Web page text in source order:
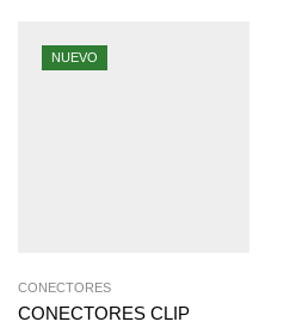
NUEVO
CONECTORES
CONECTORES CLIP